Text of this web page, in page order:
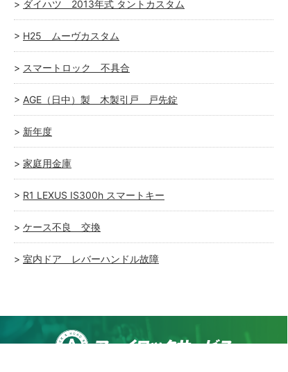
ダイハツ 2013年式 タントカスタム
H25 ムーヴカスタム
スマートロック 不具合
AGE（日中）製 木製引戸 戸先錠
新年度
家庭用金庫
R1 LEXUS IS300h スマートキー
ケース不良 交換
室内ドア レバーハンドル故障